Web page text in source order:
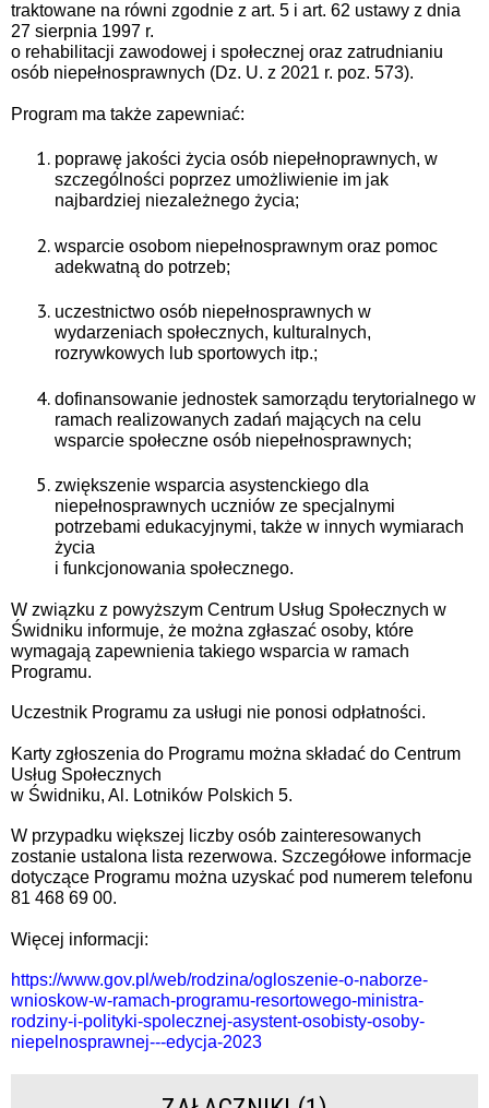
traktowane na równi zgodnie z art. 5 i art. 62 ustawy z dnia
27 sierpnia 1997 r.
o rehabilitacji zawodowej i społecznej oraz zatrudnianiu
osób niepełnosprawnych (Dz. U. z 2021 r. poz. 573).
Program ma także zapewniać:
poprawę jakości życia osób niepełnoprawnych, w
szczególności poprzez umożliwienie im jak
najbardziej niezależnego życia;
wsparcie osobom niepełnosprawnym oraz pomoc
adekwatną do potrzeb;
uczestnictwo osób niepełnosprawnych w
wydarzeniach społecznych, kulturalnych,
rozrywkowych lub sportowych itp.;
dofinansowanie jednostek samorządu terytorialnego w
ramach realizowanych zadań mających na celu
wsparcie społeczne osób niepełnosprawnych;
zwiększenie wsparcia asystenckiego dla
niepełnosprawnych uczniów ze specjalnymi
potrzebami edukacyjnymi, także w innych wymiarach
życia
i funkcjonowania społecznego.
W związku z powyższym Centrum Usług Społecznych w
Świdniku informuje, że można zgłaszać osoby, które
wymagają zapewnienia takiego wsparcia w ramach
Programu.
Uczestnik Programu za usługi nie ponosi odpłatności.
Karty zgłoszenia do Programu można składać do Centrum
Usług Społecznych
w Świdniku, Al. Lotników Polskich 5.
W przypadku większej liczby osób zainteresowanych
zostanie ustalona lista rezerwowa. Szczegółowe informacje
dotyczące Programu można uzyskać pod numerem telefonu
81 468 69 00.
Więcej informacji:
https://www.gov.pl/web/rodzina/ogloszenie-o-naborze-
wnioskow-w-ramach-programu-resortowego-ministra-
rodziny-i-polityki-spolecznej-asystent-osobisty-osoby-
niepelnosprawnej---edycja-2023